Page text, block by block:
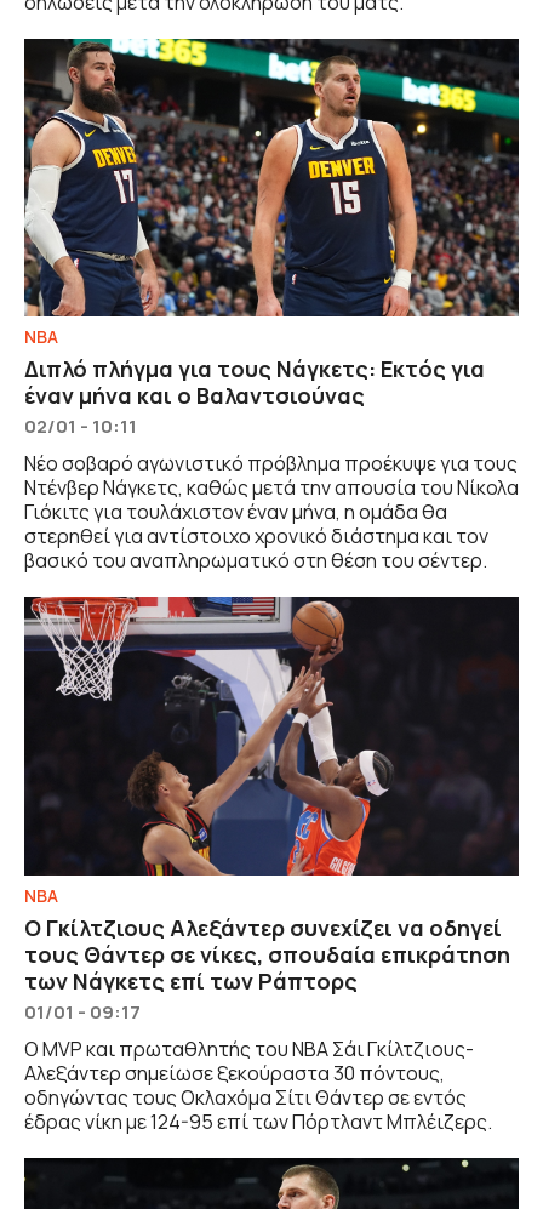
NBA
Διπλό πλήγμα για τους Νάγκετς: Εκτός για
έναν μήνα και ο Βαλαντσιούνας
02/01 - 10:11
Νέο σοβαρό αγωνιστικό πρόβλημα προέκυψε για τους
Ντένβερ Νάγκετς, καθώς μετά την απουσία του Νίκολα
Γιόκιτς για τουλάχιστον έναν μήνα, η ομάδα θα
στερηθεί για αντίστοιχο χρονικό διάστημα και τον
βασικό του αναπληρωματικό στη θέση του σέντερ.
NBA
O Γκίλτζιους Αλεξάντερ συνεχίζει να οδηγεί
τους Θάντερ σε νίκες, σπουδαία επικράτηση
των Νάγκετς επί των Ράπτορς
01/01 - 09:17
Ο MVP και πρωταθλητής του ΝΒΑ Σάι Γκίλτζιους-
Αλεξάντερ σημείωσε ξεκούραστα 30 πόντους,
οδηγώντας τους Οκλαχόμα Σίτι Θάντερ σε εντός
έδρας νίκη με 124-95 επί των Πόρτλαντ Μπλέιζερς.